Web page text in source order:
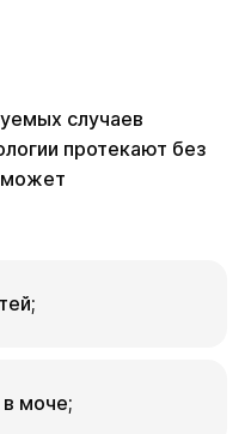
случаев
протекают без
может
моче;